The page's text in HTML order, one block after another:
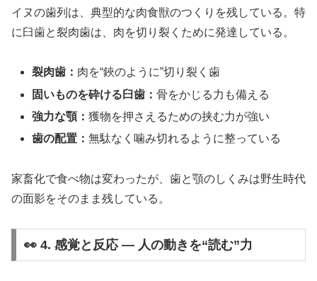
イヌの歯列は、典型的な肉食獣のつくりを残している。特
に臼歯と裂肉歯は、肉を切り裂くために発達している。
裂肉歯： 肉を“鋏のように”切り裂く歯
固いものを砕ける臼歯：骨をかじる力も備える
強力な顎：獲物を押さえるための挟む力が強い
歯の配置：無駄なく噛み切れるように整っている
家畜化で食べ物は変わったが、歯と顎のしくみは野生時代
の面影をそのまま残している。
👀 4. 感覚と反応 ― 人の動きを“読む”力